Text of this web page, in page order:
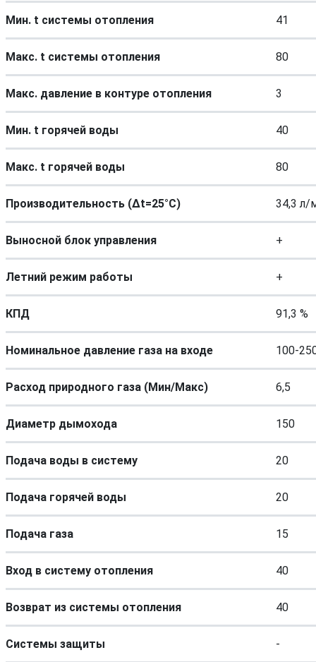
Мин. t системы отопления 41
Макс. t системы отопления 80
Макс. давление в контуре отопления 3
Мин. t горячей воды 40
Макс. t горячей воды 80
Производительность (Δt=25°C) 34,3 л/
Выносной блок управления +
Летний режим работы +
КПД 91,3 %
Номинальное давление газа на входе 100-
Расход природного газа (Мин/Макс) 6,5
Диаметр дымохода 150
Подача воды в систему 20
Подача горячей воды 20
Подача газа 15
Вход в систему отопления 40
Возврат из системы отопления 40
Системы защиты -